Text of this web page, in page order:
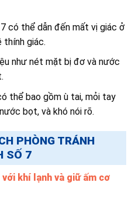
có thể dẫn đến mất vị giác ở
thính giác.
như nét mặt bị đơ và nước
thể bao gồm ù tai, mỏi tay
bọt, và khó nói rõ.
PHÒNG TRÁNH
SỐ 7
khí lạnh và giữ ấm cơ